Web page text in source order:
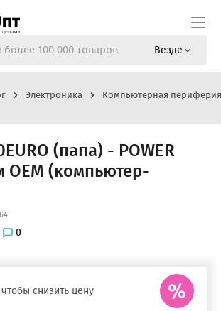
Везде
Электроника Компьютерная периферия
(папа) - POWER
OEM (компьютер-
0
чтобы снизить цену